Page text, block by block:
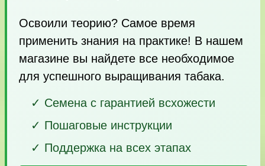
Освоили теорию? Самое время
применить знания на практике! В нашем
магазине вы найдете все необходимое
для успешного выращивания табака.
✓ Семена с гарантией всхожести
✓ Пошаговые инструкции
✓ Поддержка на всех этапах